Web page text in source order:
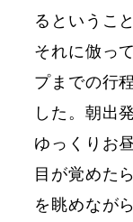
るということ
それに倣っ
プまでの行
した。朝出
ゆっくりお
目が覚めた
を眺めなが